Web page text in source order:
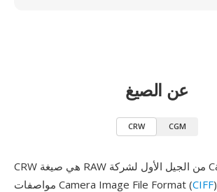
عن الصيغ
CRW CGM
CRW هي صيغة RAW من الجيل الأول لشركة Canon، مبنية على
مواصفات Camera Image File Format (CIFF) التي طورتها